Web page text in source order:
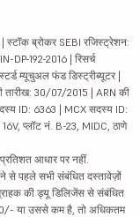
ब्रोकर SEBI रजिस्ट्रेशन:
DP-192-2016 | रिसर्च
म्यूचुअल फंड डिस्ट्रीब्यूटर |
30/07/2015 | ARN की
ID: 6363 | MCX सदस्य ID:
प्लॉट नं. B-23, MIDC, ठाणे
आधार पर नहीं.
से पहले सभी संबंधित दस्तावेज़ों
की ड्यू डिलिजेंस से संबंधित
या उससे कम है, तो अधिकतम